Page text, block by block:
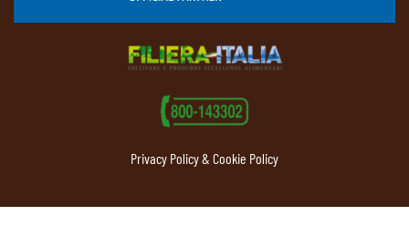
Privacy Policy & Cookie Policy